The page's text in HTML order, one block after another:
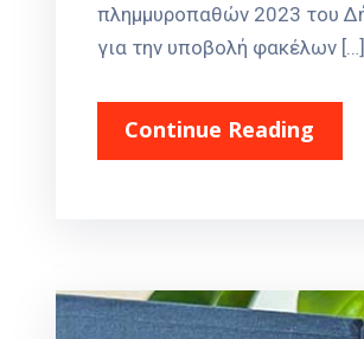
πλημμυροπαθών 2023 του
για την υποβολή φακέλων […]
Continue Reading